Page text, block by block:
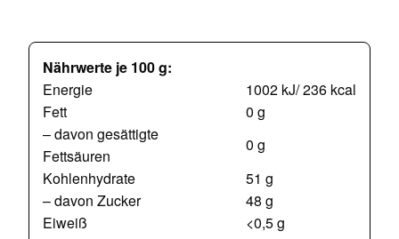
Nährwerte je 100 g:
Energie
1002 kJ/ 236 kcal
Fett
0 g
– davon gesättigte
Fettsäuren
0 g
Kohlenhydrate
51 g
– davon Zucker
48 g
Eiweiß
<0,5 g